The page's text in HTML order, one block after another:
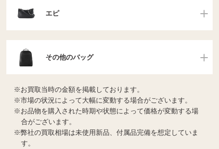
エピ
その他のバッグ
お買取当時の金額を掲載しております。
市場の状況によって大幅に変動する場合がございます。
お品物を購入された時期や状態によって価格が変動する場
合がございます。
弊社の買取相場は未使用新品、付属品完備を想定していま
す。